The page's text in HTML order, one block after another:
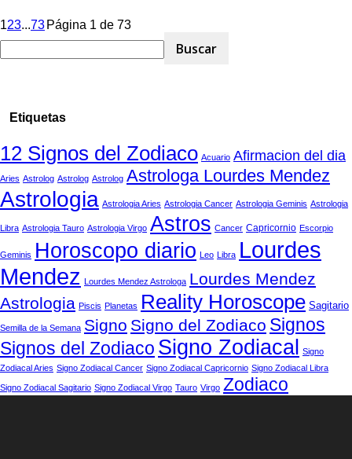
123...73 Página 1 de 73
Etiquetas
12 Signos del Zodiaco Acuario Afirmacion del dia
Aries Astrolog Astrolog Astrolog Astrologa Lourdes Mendez
Astrologia Astrologia Aries Astrologia Cancer Astrologia Geminis Astrologia
Libra Astrologia Tauro Astrologia Virgo Astros Cancer Capricornio Escorpio
Geminis Horoscopo diario Leo Libra Lourdes
Mendez Lourdes Mendez Astrologa Lourdes Mendez
Astrologia Piscis Planetas Reality Horoscope Sagitario
Semilla de la Semana Signo Signo del Zodiaco Signos
Signos del Zodiaco Signo Zodiacal
Signo
Zodiacal Aries Signo Zodiacal Cancer Signo Zodiacal Capricornio Signo Zodiacal Libra
Signo Zodiacal Sagitario Signo Zodiacal Virgo Tauro Virgo Zodiaco